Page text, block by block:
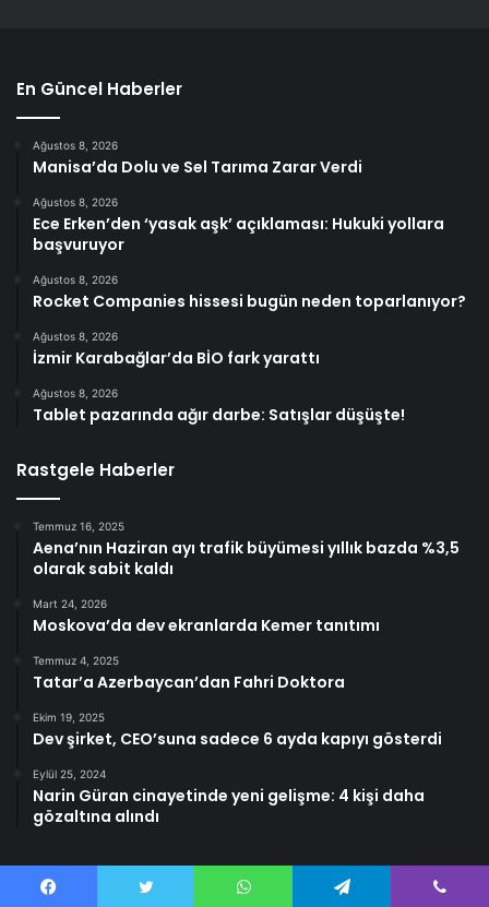
En Güncel Haberler
Ağustos 8, 2026
Manisa’da Dolu ve Sel Tarıma Zarar Verdi
Ağustos 8, 2026
Ece Erken’den ‘yasak aşk’ açıklaması: Hukuki yollara
başvuruyor
Ağustos 8, 2026
Rocket Companies hissesi bugün neden toparlanıyor?
Ağustos 8, 2026
İzmir Karabağlar’da BİO fark yarattı
Ağustos 8, 2026
Tablet pazarında ağır darbe: Satışlar düşüşte!
Rastgele Haberler
Temmuz 16, 2025
Aena’nın Haziran ayı trafik büyümesi yıllık bazda %3,5
olarak sabit kaldı
Mart 24, 2026
Moskova’da dev ekranlarda Kemer tanıtımı
Temmuz 4, 2025
Tatar’a Azerbaycan’dan Fahri Doktora
Ekim 19, 2025
Dev şirket, CEO’suna sadece 6 ayda kapıyı gösterdi
Eylül 25, 2024
Narin Güran cinayetinde yeni gelişme: 4 kişi daha
gözaltına alındı